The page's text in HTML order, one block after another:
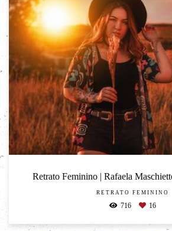
Retrato Feminino | Rafaela
RETRATO FEMININO
716 16